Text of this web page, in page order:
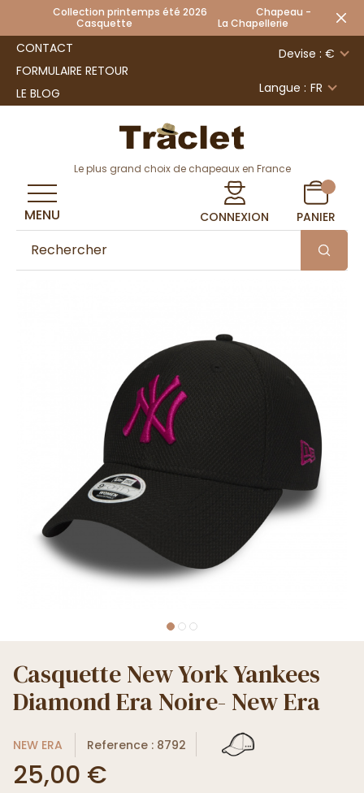
Collection printemps été 2026 Chapeau -
Casquette La Chapellerie
CONTACT
FORMULAIRE RETOUR
LE BLOG
Devise : €
Langue : FR
Le plus grand choix de chapeaux en France
CONNEXION PANIER
MENU
Casquette New York Yankees
Diamond Era Noire- New Era
NEW ERA Reference : 8792
25,00 €